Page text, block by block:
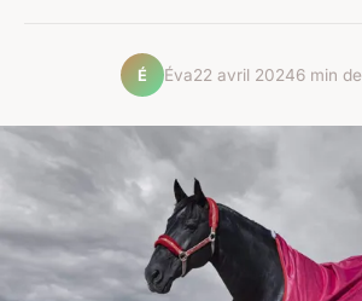
É Éva22 avril 20246 min